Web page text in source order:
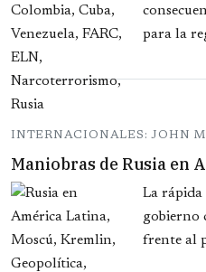
para la
INTERNACIONALES: JOHN
Maniobras de Rusia en
La rápida
gobierno
frente al